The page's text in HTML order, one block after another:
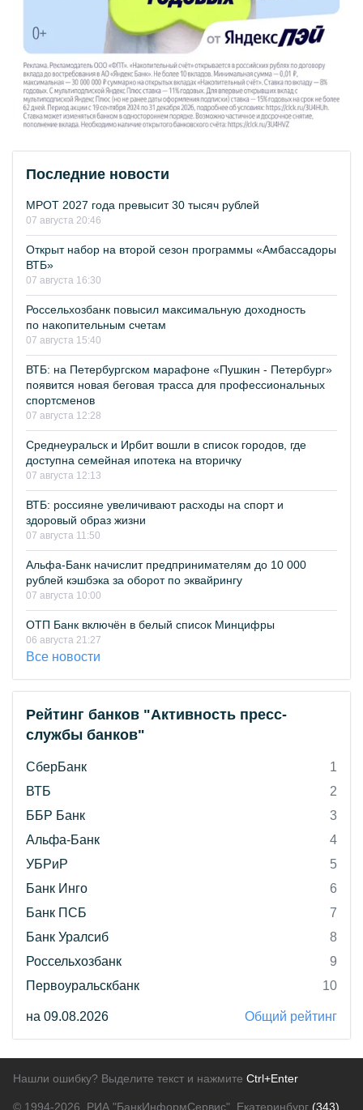
Последние новости
МРОТ 2027 года превысит 30 тысяч рублей
07 августа 20:46
Открыт набор на второй сезон программы «Амбассадоры
ВТБ»
07 августа 16:30
Россельхозбанк повысил максимальную доходность
по накопительным счетам
07 августа 15:40
ВТБ: на Петербургском марафоне «Пушкин - Петербург»
появится новая беговая трасса для профессиональных
спортсменов
07 августа 12:28
Среднеуральск и Ирбит вошли в список городов, где
доступна семейная ипотека на вторичку
07 августа 12:13
ВТБ: россияне увеличивают расходы на спорт и
здоровый образ жизни
07 августа 11:50
Альфа-Банк начислит предпринимателям до 10 000
рублей кэшбэка за оборот по эквайрингу
07 августа 10:00
ОТП Банк включён в белый список Минцифры
06 августа 21:27
Все новости
Рейтинг банков "Активность пресс-
службы банков"
СберБанк
1
ВТБ
2
ББР Банк
3
Альфа-Банк
4
УБРиР
5
Банк Инго
6
Банк ПСБ
7
Банк Уралсиб
8
Россельхозбанк
9
Первоуральскбанк
10
на 09.08.2026 Общий рейтинг
Нашли ошибку? Выделите текст и нажмите Ctrl+Enter
© 1994-2026. РИА "БанкИнформСервис". Екатеринбург (343)